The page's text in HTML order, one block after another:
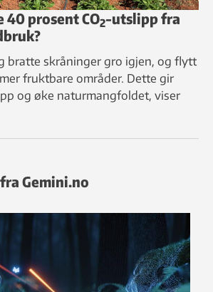
prosent CO2-utslipp fra
bratte skråninger gro igjen, og flytt
fruktbare områder. Dette gir
og øke naturmangfoldet, viser
Gemini.no